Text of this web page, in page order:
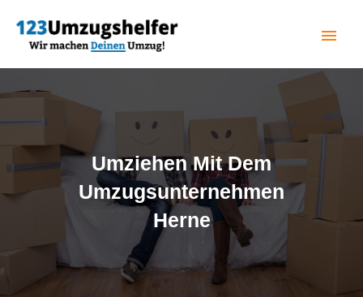
menu
Umziehen Mit Dem
Umzugsunternehmen
Herne